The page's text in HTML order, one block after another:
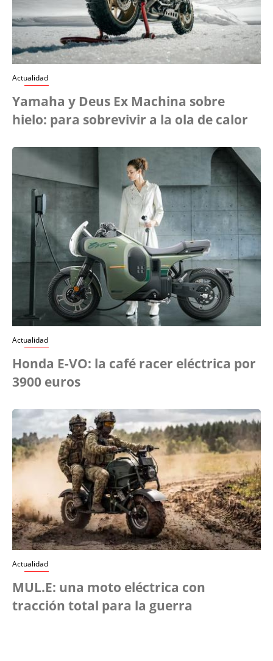
Actualidad
Yamaha y Deus Ex Machina sobre
hielo: para sobrevivir a la ola de calor
Actualidad
Honda E-VO: la café racer eléctrica por
3900 euros
Actualidad
MUL.E: una moto eléctrica con
tracción total para la guerra